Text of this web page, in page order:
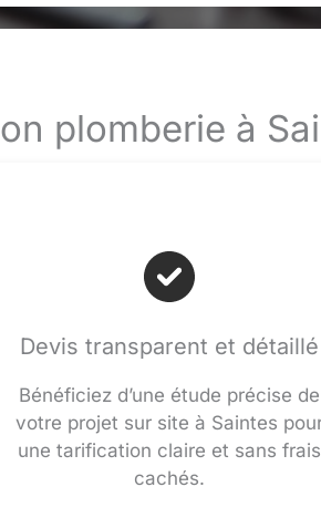
plomberie à
Devis transparent et détaillé
Bénéficiez d’une étude précise de
votre projet sur site à Saintes
une tarification claire et sans frais
cachés.